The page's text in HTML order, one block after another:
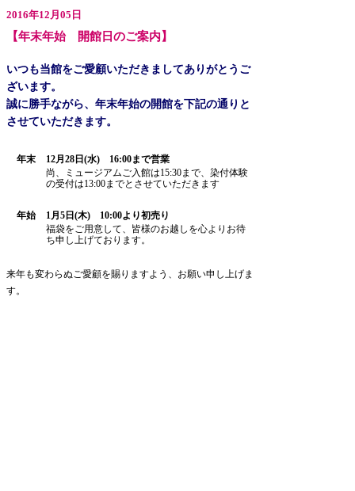
2016年12月05日
【年末年始 開館日のご案内】
いつも当館をご愛顧いただきましてありがとうご
ざいます。
誠に勝手ながら、年末年始の開館を下記の通りと
させていただきます。
年末
12月28日(水) 16:00まで営業
尚、ミュージアムご入館は15:30まで、染付体験
の受付は13:00までとさせていただきます
年始
1月5日(木) 10:00より初売り
福袋をご用意して、皆様のお越しを心よりお待
ち申し上げております。
来年も変わらぬご愛顧を賜りますよう、お願い申し上げま
す。